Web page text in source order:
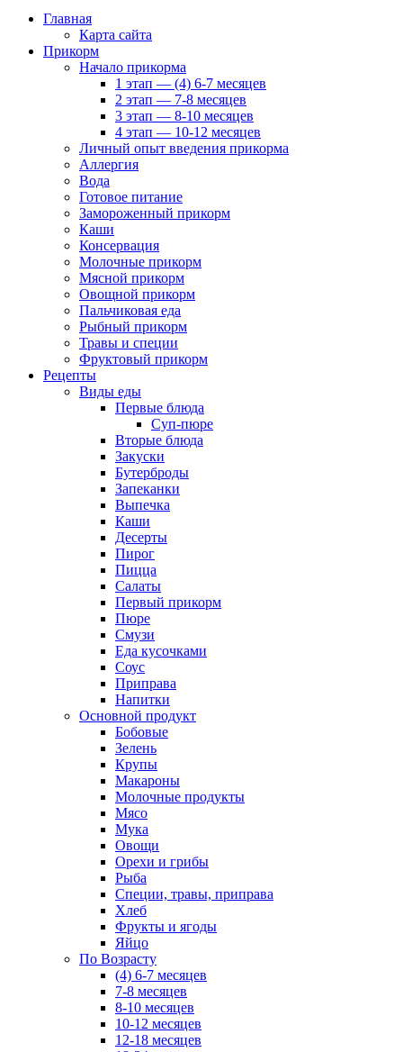
Главная
Карта сайта
Прикорм
Начало прикорма
1 этап — (4) 6-7 месяцев
2 этап — 7-8 месяцев
3 этап — 8-10 месяцев
4 этап — 10-12 месяцев
Личный опыт введения прикорма
Аллергия
Вода
Готовое питание
Замороженный прикорм
Каши
Консервация
Молочные прикорм
Мясной прикорм
Овощной прикорм
Пальчиковая еда
Рыбный прикорм
Травы и специи
Фруктовый прикорм
Рецепты
Виды еды
Первые блюда
Суп-пюре
Вторые блюда
Закуски
Бутерброды
Запеканки
Выпечка
Каши
Десерты
Пирог
Пицца
Салаты
Первый прикорм
Пюре
Смузи
Еда кусочками
Соус
Приправа
Напитки
Основной продукт
Бобовые
Зелень
Крупы
Макароны
Молочные продукты
Мясо
Мука
Овощи
Орехи и грибы
Рыба
Специи, травы, приправа
Хлеб
Фрукты и ягоды
Яйцо
По Возрасту
(4) 6-7 месяцев
7-8 месяцев
8-10 месяцев
10-12 месяцев
12-18 месяцев